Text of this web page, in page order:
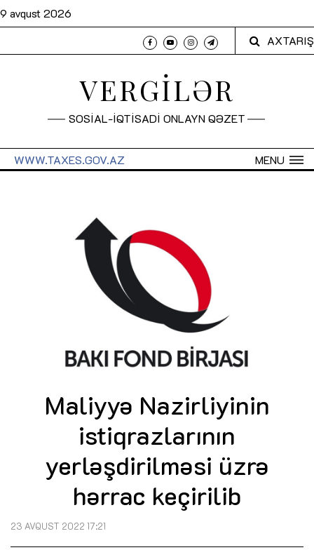
9 avqust 2026
AXTARIŞ
VERGİLƏR
SOSİAL-İQTİSADİ ONLAYN QƏZET
MENU
WWW.TAXES.GOV.AZ
Maliyyə Nazirliyinin
istiqrazlarının
yerləşdirilməsi üzrə
hərrac keçirilib
23 AVQUST 2022 17:21